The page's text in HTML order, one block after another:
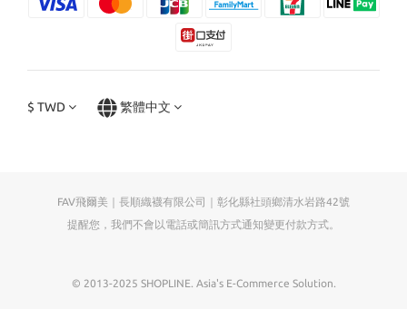
$ TWD 繁體中文
FAV飛爾美｜長順織襪有限公司｜彰化縣社頭鄉清水岩路42號
提醒您，我們不會以電話或簡訊方式通知變更付款方式。
© 2013-2025 SHOPLINE. Asia's E-Commerce Solution.